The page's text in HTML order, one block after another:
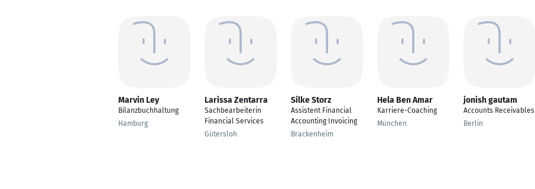
Marvin Ley
Bilanzbuchhaltung
Hamburg
Larissa Zentarra
Sachbearbeiterin
Financial Services
Gütersloh
Silke Storz
Assistent Financial
Accounting Invoicing
Brackenheim
Hela Ben Amar
Karriere-Coaching
München
jonish gautam
Accounts Receivables
Berlin